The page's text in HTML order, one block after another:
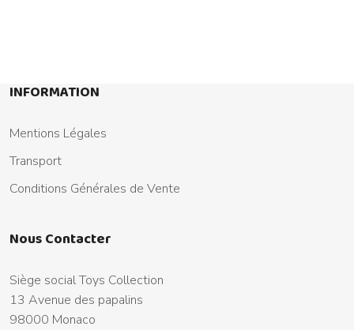
INFORMATION
Mentions Légales
Transport
Conditions Générales de Vente
Nous Contacter
Siège social Toys Collection
13 Avenue des papalins
98000 Monaco